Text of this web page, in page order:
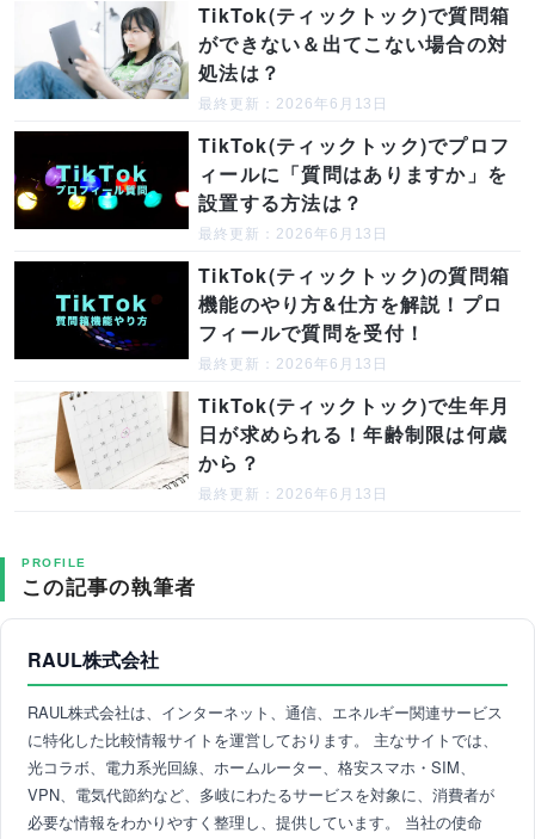
TikTok(ティックトック)で質問箱
ができない＆出てこない場合の対
処法は？
最終更新：2026年6月13日
TikTok(ティックトック)でプロフ
ィールに「質問はありますか」を
設置する方法は？
最終更新：2026年6月13日
TikTok(ティックトック)の質問箱
機能のやり方&仕方を解説！プロ
フィールで質問を受付！
最終更新：2026年6月13日
TikTok(ティックトック)で生年月
日が求められる！年齢制限は何歳
から？
最終更新：2026年6月13日
PROFILE
この記事の執筆者
RAUL株式会社
RAUL株式会社は、インターネット、通信、エネルギー関連サービス
に特化した比較情報サイトを運営しております。 主なサイトでは、
光コラボ、電力系光回線、ホームルーター、格安スマホ・SIM、
VPN、電気代節約など、多岐にわたるサービスを対象に、消費者が
必要な情報をわかりやすく整理し、提供しています。 当社の使命